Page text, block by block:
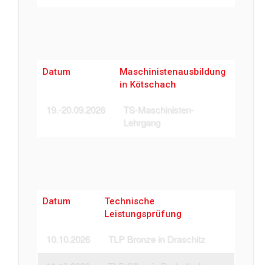
Datum
Maschinistenausbildung
in Kötschach
19.-20.09.2026
TS-Maschinisten-
Lehrgang
Datum
Technische
Leistungsprüfung
10.10.2026 TLP Bronze in Draschitz